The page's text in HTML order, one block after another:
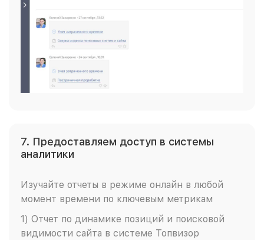
7. Предоставляем доступ в системы
аналитики
Изучайте отчеты в режиме онлайн в любой
момент времени по ключевым метрикам
1) Отчет по динамике позиций и поисковой
видимости сайта в системе Топвизор